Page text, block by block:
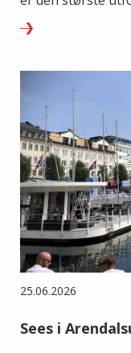
25.06.2026
Sees i